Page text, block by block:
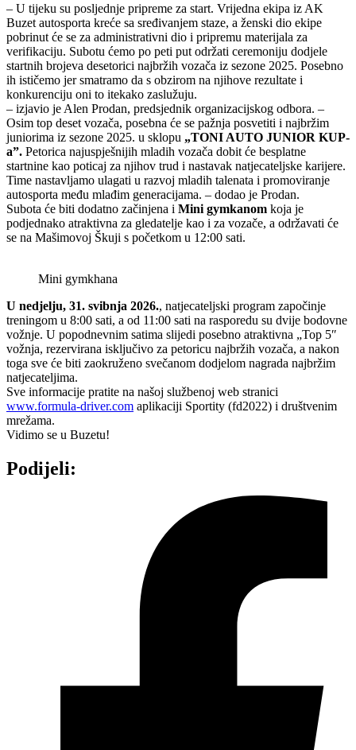
– U tijeku su posljednje pripreme za start. Vrijedna ekipa iz AK
Buzet autosporta kreće sa sređivanjem staze, a ženski dio ekipe
pobrinut će se za administrativni dio i pripremu materijala za
verifikaciju. Subotu ćemo po peti put održati ceremoniju dodjele
startnih brojeva desetorici najbržih vozača iz sezone 2025. Posebno
ih ističemo jer smatramo da s obzirom na njihove rezultate i
konkurenciju oni to itekako zaslužuju.
– izjavio je Alen Prodan, predsjednik organizacijskog odbora. –
Osim top deset vozača, posebna će se pažnja posvetiti i najbržim
juniorima iz sezone 2025. u sklopu „TONI AUTO JUNIOR KUP-
a”. Petorica najuspješnijih mladih vozača dobit će besplatne
startnine kao poticaj za njihov trud i nastavak natjecateljske karijere.
Time nastavljamo ulagati u razvoj mladih talenata i promoviranje
autosporta među mlađim generacijama. – dodao je Prodan.
Subota će biti dodatno začinjena i Mini gymkanom koja je
podjednako atraktivna za gledatelje kao i za vozače, a održavati će
se na Mašimovoj Škuji s početkom u 12:00 sati.
Mini gymkhana
U nedjelju, 31. svibnja 2026., natjecateljski program započinje
treningom u 8:00 sati, a od 11:00 sati na rasporedu su dvije bodovne
vožnje. U popodnevnim satima slijedi posebno atraktivna „Top 5″
vožnja, rezervirana isključivo za petoricu najbržih vozača, a nakon
toga sve će biti zaokruženo svečanom dodjelom nagrada najbržim
natjecateljima.
Sve informacije pratite na našoj službenoj web stranici
www.formula-driver.com aplikaciji Sportity (fd2022) i društvenim
mrežama.
Vidimo se u Buzetu!
Podijeli: